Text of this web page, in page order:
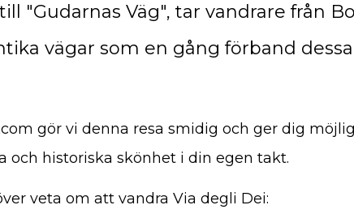
"Gudarnas Väg", tar vandrare från
vägar som en gång förband
gör vi denna resa smidig och ger dig
och historiska skönhet i din egen takt.
veta om att vandra Via degli Dei: